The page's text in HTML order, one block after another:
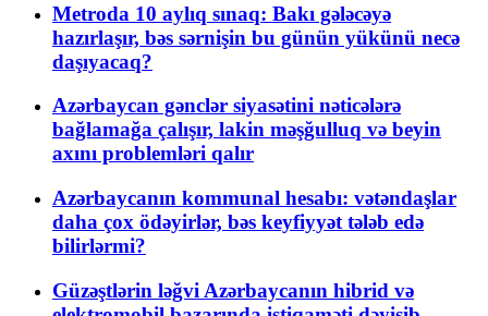
Metroda 10 aylıq sınaq: Bakı gələcəyə
hazırlaşır, bəs sərnişin bu günün yükünü necə
daşıyacaq?
Azərbaycan gənclər siyasətini nəticələrə
bağlamağa çalışır, lakin məşğulluq və beyin
axını problemləri qalır
Azərbaycanın kommunal hesabı: vətəndaşlar
daha çox ödəyirlər, bəs keyfiyyət tələb edə
bilirlərmi?
Güzəştlərin ləğvi Azərbaycanın hibrid və